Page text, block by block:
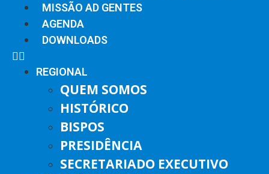
MISSÃO AD GENTES
AGENDA
DOWNLOADS
REGIONAL
QUEM SOMOS
HISTÓRICO
BISPOS
PRESIDÊNCIA
SECRETARIADO EXECUTIVO